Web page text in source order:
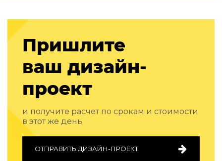
Пришлите
ваш дизайн-
проект
и получите расчет по срокам и стоимости
в этот же день
ОТПРАВИТЬ ДИЗАЙН-ПРОЕКТ